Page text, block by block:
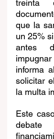
treinta
que la
un 25%
antes
informa
solicitar
la multa
Este